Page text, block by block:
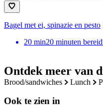
Ontdek meer van
brood/sandwiches lunch
Ook te zien in
Bagel met ei, spinazie en pesto
20 min20 minuten